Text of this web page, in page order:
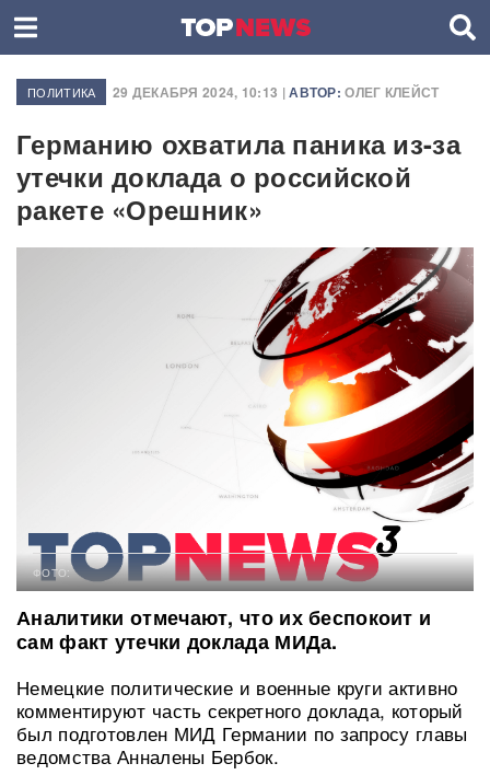
ПОЛИТИКА 29 ДЕКАБРЯ 2024, 10:13 |АВТОР: ОЛЕГ КЛЕЙСТ
Германию охватила паника из-за
утечки доклада о российской
ракете «Орешник»
ФОТО:
Аналитики отмечают, что их беспокоит и
сам факт утечки доклада МИДа.
Немецкие политические и военные круги активно
комментируют часть секретного доклада, который
был подготовлен МИД Германии по запросу главы
ведомства Анналены Бербок.